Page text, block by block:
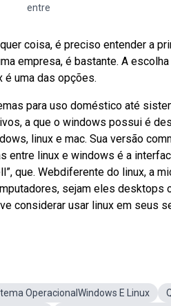
entre
coisa, é preciso entender a
empresa, é bastante. A
é uma das opções.
para uso doméstico até
a que o windows possui é
linux e mac. Sua versão
entre linux e windows é a
que. Webdiferente do linux, a
sejam eles
considerar usar linux em seus
OperacionalWindows E Linux